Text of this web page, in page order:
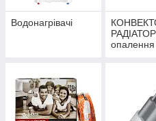
Водонагрівачі
опалення